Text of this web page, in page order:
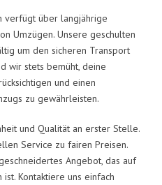
verfügt über langjährige
Umzügen. Unsere geschulten
um den sicheren Transport
wir stets bemüht, deine
und einen
zu gewährleisten.
und Qualität an erster Stelle.
Service zu fairen Preisen.
Angebot, das auf
Kontaktiere uns einfach